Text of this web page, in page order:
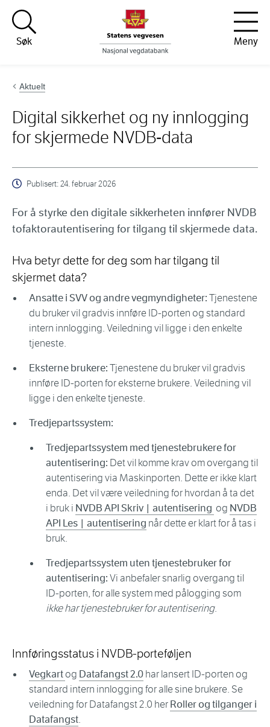
Hopp til innhold
Søk
Meny
Aktuelt
Digital sikkerhet og ny innlogging
for skjermede NVDB‑data
Publisert:24. februar 2026
For å styrke den digitale sikkerheten innfører NVDB
tofaktorautentisering for tilgang til skjermede data.
Hva betyr dette for deg som har tilgang til
skjermet data?
Ansatte i SVV og andre vegmyndigheter:Tjenestene
du bruker vil gradvis innføre ID-porten og standard
intern innlogging. Veiledning vil ligge i den enkelte
tjeneste.
Eksterne brukere:Tjenestene du bruker vil gradvis
innføre ID-porten for eksterne brukere. Veiledning vil
ligge i den enkelte tjeneste.
Tredjepartssystem:
Tredjepartssystem med tjenestebrukere for
autentisering: Det vil komme krav om overgang til
autentisering via Maskinporten. Dette er ikke klart
enda. Det vil være veiledning for hvordan å ta det
i bruk i NVDB API Skriv | autentisering og NVDB
API Les | autentisering når dette er klart for å tas i
bruk.
Tredjepartssystem uten tjenestebruker for
autentisering:Vi anbefaler snarlig overgang til
ID-porten, for alle system med pålogging som
ikke har tjenestebruker for autentisering.
Innføringsstatus i NVDB-porteføljen
Vegkartog Datafangst 2.0har lansert ID-porten og
standard intern innlogging for alle sine brukere. Se
veiledning for Datafangst 2.0 herRoller og tilganger i
Datafangst.